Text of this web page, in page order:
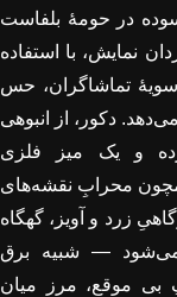
در حومهٔ بلفاست
نمایش، با استفاده
تماشاگران، حس
دکور، از انبوهی
و یک میز فلزی
محرابِ نقشه‌های
زرد و آویز، گهگاه
می‌شود — شبیه برق
بی موقع، مرز میان